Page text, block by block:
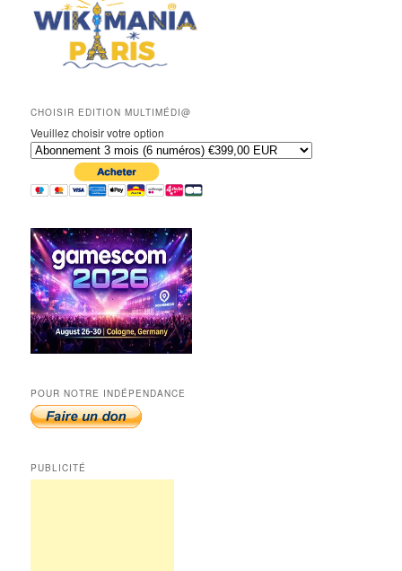
CHOISIR EDITION MULTIMÉDI@
Veuillez choisir votre option
POUR NOTRE INDÉPENDANCE
PUBLICITÉ